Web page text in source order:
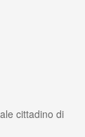
cittadino di